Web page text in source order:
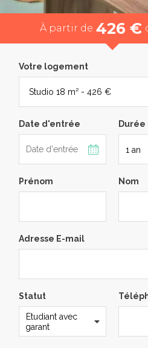
À partir de 426 €
Votre logement
Date d'entrée
Prénom Nom
Adresse E-mail
Statut